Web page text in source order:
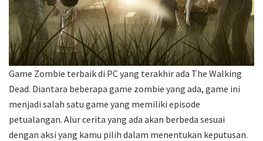
Game Zombie terbaik di PC yang terakhir ada The Walking
Dead. Diantara beberapa game zombie yang ada, game ini
menjadi salah satu game yang memiliki episode
petualangan. Alur cerita yang ada akan berbeda sesuai
dengan aksi yang kamu pilih dalam menentukan keputusan.